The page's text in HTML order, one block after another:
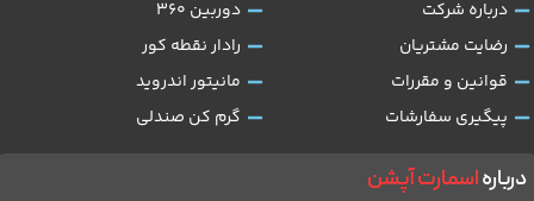
دربارهاسمارت آپشن
درباره شرکت
رضایت مشتریان
قوانین و مقررات
پیگیری سفارشات
دوربین 360
رادار نقطه کور
مانیتور اندروید
گرم کن صندلی